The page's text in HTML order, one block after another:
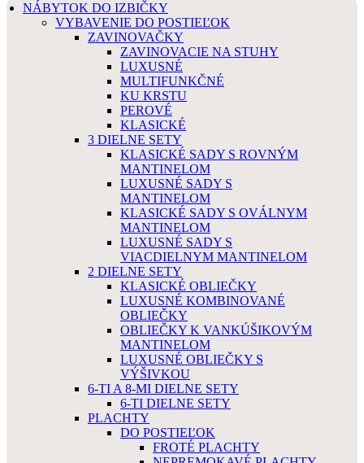
NÁBYTOK DO IZBIČKY
VYBAVENIE DO POSTIEĽOK
ZAVINOVAČKY
ZAVINOVACIE NA STUHY
LUXUSNÉ
MULTIFUNKČNÉ
KU KRSTU
PEROVÉ
KLASICKÉ
3 DIELNE SETY
KLASICKÉ SADY S ROVNÝM
MANTINELOM
LUXUSNÉ SADY S
MANTINELOM
KLASICKÉ SADY S OVÁLNYM
MANTINELOM
LUXUSNÉ SADY S
VIACDIELNYM MANTINELOM
2 DIELNE SETY
KLASICKÉ OBLIEČKY
LUXUSNÉ KOMBINOVANÉ
OBLIEČKY
OBLIEČKY K VANKÚŠIKOVÝM
MANTINELOM
LUXUSNÉ OBLIEČKY S
VÝŠIVKOU
6-TI A 8-MI DIELNE SETY
6-TI DIELNE SETY
PLACHTY
DO POSTIEĽOK
FROTÉ PLACHTY